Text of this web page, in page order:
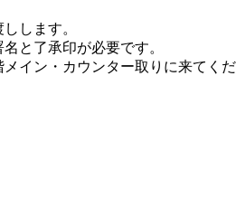
します。
と了承印が必要です。
イン・カウンター取りに来てくだ